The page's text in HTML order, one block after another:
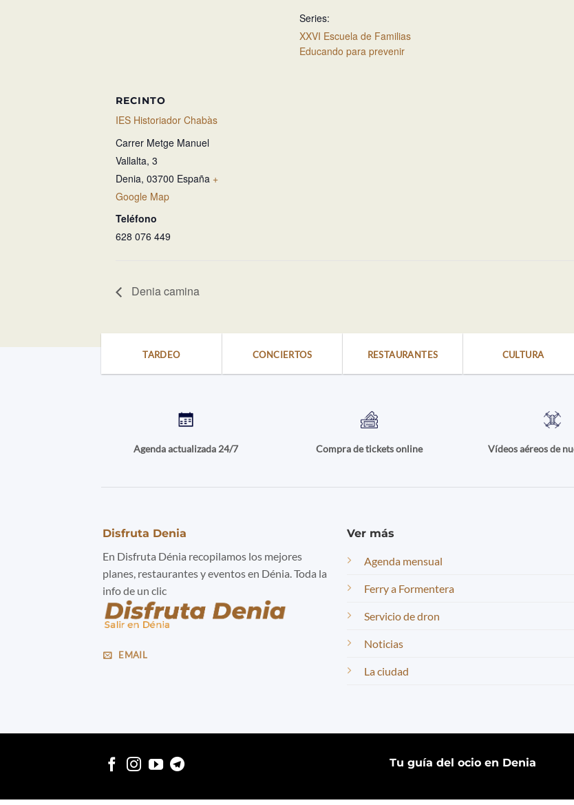
Series:
XXVI Escuela de Familias
Educando para prevenir
RECINTO
IES Historiador Chabàs
Carrer Metge Manuel
Vallalta, 3
Denia, 03700 España +
Google Map
Teléfono
628 076 449
Denia camina
TARDEO CONCIERTOS RESTAURANTES CULTURA
Agenda actualizada 24/7 Compra de tickets online Vídeos aéreos de
Disfruta Denia
En Disfruta Dénia recopilamos los mejores
planes, restaurantes y eventos en Dénia. Toda la
info de un clic
EMAIL
Ver más
Agenda mensual
Ferry a Formentera
Servicio de dron
Noticias
La ciudad
Tu guía del ocio en Denia